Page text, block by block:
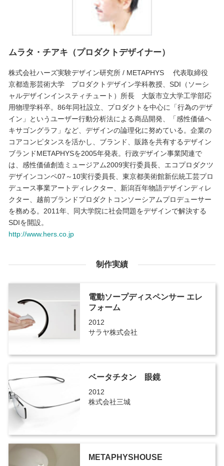
ムラタ・チアキ（プロダクトデザイナー）
株式会社ハーズ実験デザイン研究所 / METAPHYS 代表取締役
京都造形芸術大学 プロダクトデザイン学科教授、SDI（ソーシ
ャルデザインインスティチュート）所長 大阪市立大学工学部応
用物理学科卒。86年同社設立、プロダクトを中心に「行為のデザ
イン」というユーザー行動分析法による商品開発、「感性価値ヘ
キサゴングラフ」など、デザインの論理化に努めている。企業の
コアコンピタンスを活かし、ブランド、販路を共有するデザイン
ブランドMETAPHYSを2005年発表。行政デザイン事業関連で
は、感性価値創造ミュージアム2009実行委員長、エコプロダクツ
デザインコンペ07～10実行委員長、東京都美術館新伝統工芸プロ
デュース事業アートディレクター、新潟百年物語デザインディレ
クター、越前ブランドプロダクトコンソーシアムプロデューサー
を務める。2011年、同大学院に社会問題をデザインで解決する
SDIを開設。
http://www.hers.co.jp
制作実績
電動ソープディスペンサー エレ
フォーム
2012
サラヤ株式会社
ベータチタン 眼鏡
2012
株式会社三城
METAPHYSHOUSE